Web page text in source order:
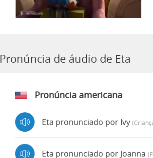
Pronúncia de áudio de Eta
Pronúncia americana
Eta pronunciado por Ivy
Eta pronunciado por Joanna